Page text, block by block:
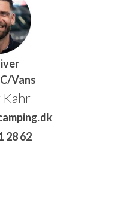
Vans
Kahr
28 62